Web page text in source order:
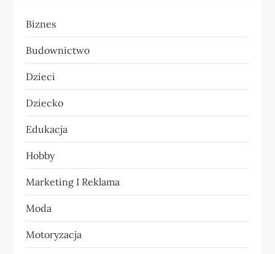
c
j
a
w
p
i
s
u
Biznes
Budownictwo
Dzieci
Dziecko
Edukacja
Hobby
Marketing I Reklama
Moda
Motoryzacja